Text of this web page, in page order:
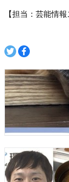
【担当：芸能情